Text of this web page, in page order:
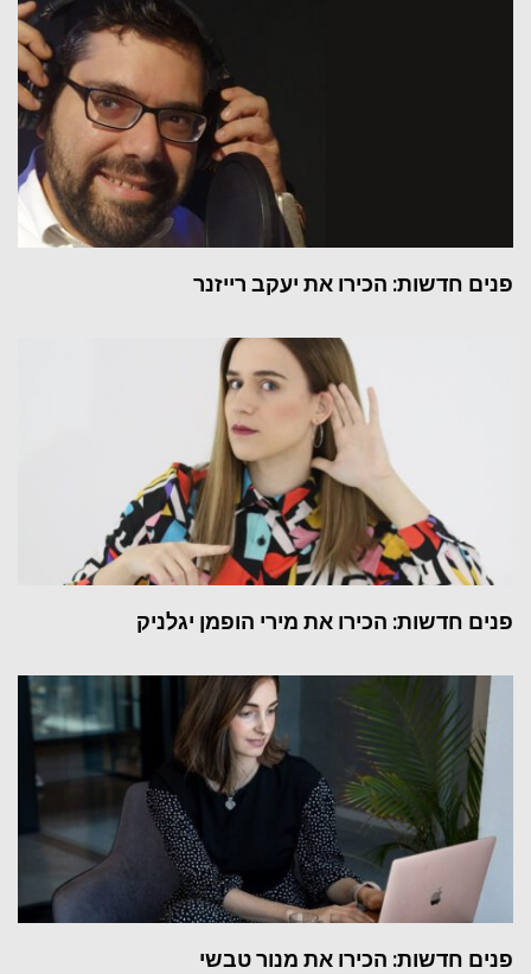
פנים חדשות: הכירו את יעקב רייזנר
פנים חדשות: הכירו את מירי הופמן יגלניק
פנים חדשות: הכירו את מנור טבשי